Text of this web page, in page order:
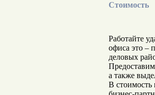
Стоимость
Работайте
офиса это –
деловых
а также
В стоимость